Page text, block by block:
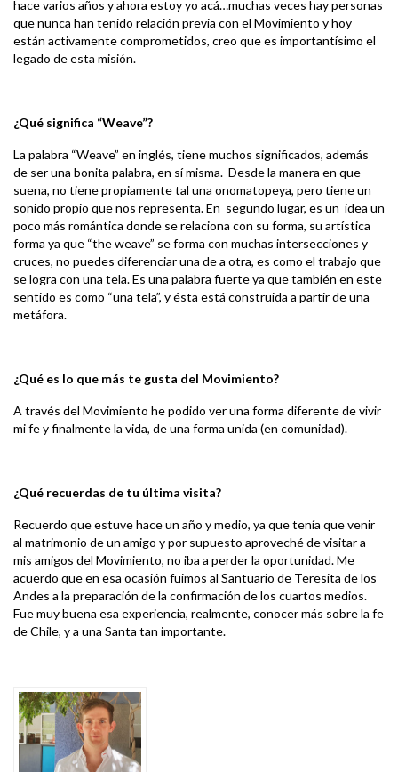
hace varios años y ahora estoy yo acá…muchas veces hay personas
que nunca han tenido relación previa con el Movimiento y hoy
están activamente comprometidos, creo que es importantísimo el
legado de esta misión.
¿Qué significa “Weave”?
La palabra “Weave” en inglés, tiene muchos significados, además
de ser una bonita palabra, en sí misma. Desde la manera en que
suena, no tiene propiamente tal una onomatopeya, pero tiene un
sonido propio que nos representa. En segundo lugar, es un idea un
poco más romántica donde se relaciona con su forma, su artística
forma ya que “the weave” se forma con muchas intersecciones y
cruces, no puedes diferenciar una de a otra, es como el trabajo que
se logra con una tela. Es una palabra fuerte ya que también en este
sentido es como “una tela”, y ésta está construida a partir de una
metáfora.
¿Qué es lo que más te gusta del Movimiento?
A través del Movimiento he podido ver una forma diferente de vivir
mi fe y finalmente la vida, de una forma unida (en comunidad).
¿Qué recuerdas de tu última visita?
Recuerdo que estuve hace un año y medio, ya que tenía que venir
al matrimonio de un amigo y por supuesto aproveché de visitar a
mis amigos del Movimiento, no iba a perder la oportunidad. Me
acuerdo que en esa ocasión fuimos al Santuario de Teresita de los
Andes a la preparación de la confirmación de los cuartos medios.
Fue muy buena esa experiencia, realmente, conocer más sobre la fe
de Chile, y a una Santa tan importante.